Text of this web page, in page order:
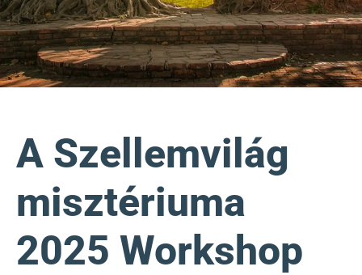
A Szellemvilág
misztériuma
2025 Workshop